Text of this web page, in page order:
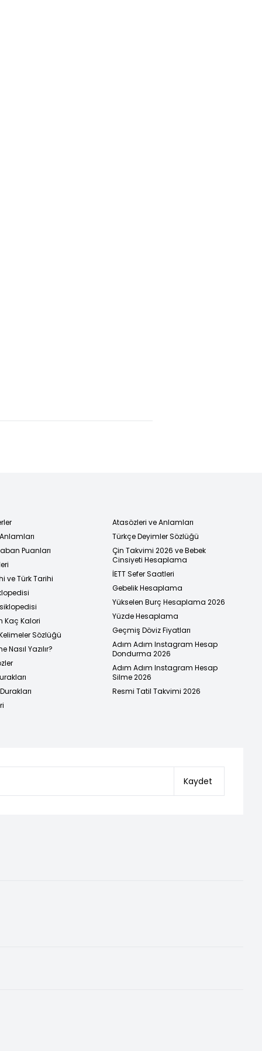
hafta
Puanları
ve Türk Tarihi
Kaç Kalori
Sözlüğü
Nasıl Yazılır?
Atasözleri ve Anlamları
Türkçe Deyimler Sözlüğü
Çin Takvimi 2026 ve Bebek
Cinsiyeti Hesaplama
İETT Sefer Saatleri
Gebelik Hesaplama
Yükselen Burç Hesaplama 2026
Yüzde Hesaplama
Geçmiş Döviz Fiyatları
Adım Adım Instagram Hesap
Dondurma 2026
Adım Adım Instagram Hesap
Silme 2026
Resmi Tatil Takvimi 2026
Kaydet